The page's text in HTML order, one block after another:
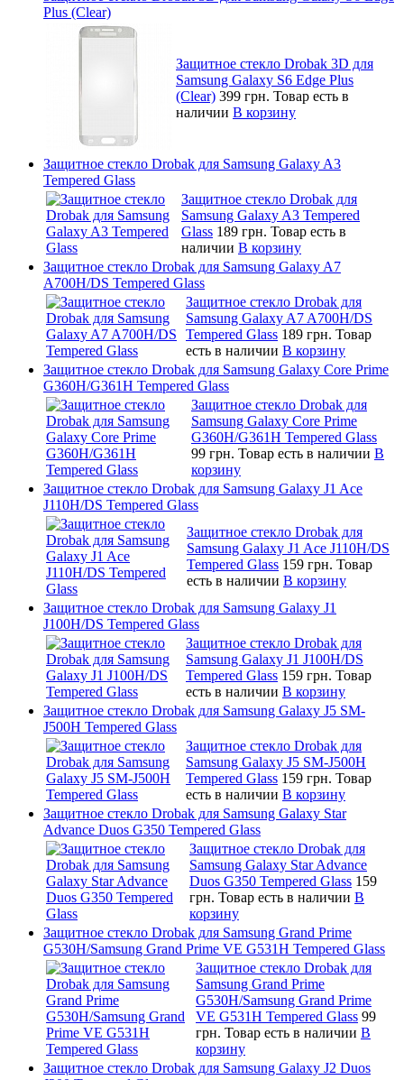
Plus (Clear)
Защитное стекло Drobak 3D для
Samsung Galaxy S6 Edge Plus
(Clear) 399 грн. Товар есть в
наличии В корзину
Защитное стекло Drobak для Samsung Galaxy A3
Tempered Glass
Защитное стекло Drobak для
Samsung Galaxy A3 Tempered
Glass 189 грн. Товар есть в
наличии В корзину
Защитное стекло Drobak для Samsung Galaxy A7
A700H/DS Tempered Glass
Защитное стекло Drobak для
Samsung Galaxy A7 A700H/DS
Tempered Glass 189 грн. Товар
есть в наличии В корзину
Защитное стекло Drobak для Samsung Galaxy Core Prime
G360H/G361H Tempered Glass
Защитное стекло Drobak для
Samsung Galaxy Core Prime
G360H/G361H Tempered Glass
99 грн. Товар есть в наличии В
корзину
Защитное стекло Drobak для Samsung Galaxy J1 Ace
J110H/DS Tempered Glass
Защитное стекло Drobak для
Samsung Galaxy J1 Ace J110H/DS
Tempered Glass 159 грн. Товар
есть в наличии В корзину
Защитное стекло Drobak для Samsung Galaxy J1
J100H/DS Tempered Glass
Защитное стекло Drobak для
Samsung Galaxy J1 J100H/DS
Tempered Glass 159 грн. Товар
есть в наличии В корзину
Защитное стекло Drobak для Samsung Galaxy J5 SM-
J500H Tempered Glass
Защитное стекло Drobak для
Samsung Galaxy J5 SM-J500H
Tempered Glass 159 грн. Товар
есть в наличии В корзину
Защитное стекло Drobak для Samsung Galaxy Star
Advance Duos G350 Tempered Glass
Защитное стекло Drobak для
Samsung Galaxy Star Advance
Duos G350 Tempered Glass 159
грн. Товар есть в наличии В
корзину
Защитное стекло Drobak для Samsung Grand Prime
G530H/Samsung Grand Prime VE G531H Tempered Glass
Защитное стекло Drobak для
Samsung Grand Prime
G530H/Samsung Grand Prime
VE G531H Tempered Glass 99
грн. Товар есть в наличии В
корзину
Защитное стекло Drobak для Samsung Galaxy J2 Duos